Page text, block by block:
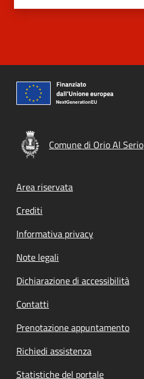
Comune di Orio Al Serio
Footer menu
Area riservata
Crediti
Informativa privacy
Note legali
Dichiarazione di accessibilità
Contatti
Prenotazione appuntamento
Richiedi assistenza
Statistiche del portale